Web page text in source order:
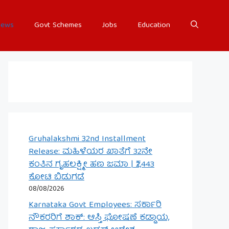
Govt Schemes Jobs Education
Gruhalakshmi 32nd Installment
Release: ಮಹಿಳೆಯರ ಖಾತೆಗೆ 32ನೇ
ಕಂತಿನ ಗೃಹಲಕ್ಷ್ಮೀ ಹಣ ಜಮಾ | ₹2,443
ಕೋಟಿ ಬಿಡುಗಡೆ
08/08/2026
Karnataka Govt Employees: ಸರ್ಕಾರಿ
ನೌಕರರಿಗೆ ಶಾಕ್: ಆಸ್ತಿ ಘೋಷಣೆ ಕಡ್ಡಾಯ,